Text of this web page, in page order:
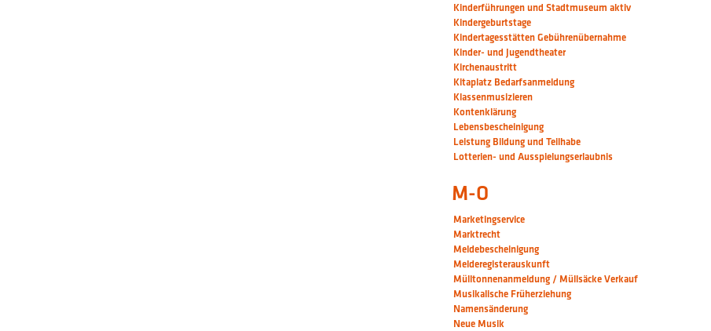
Kinderführungen und Stadtmuseum aktiv
Kindergeburtstage
Kindertagesstätten Gebührenübernahme
Kinder- und Jugendtheater
Kirchenaustritt
Kitaplatz Bedarfsanmeldung
Klassenmusizieren
Kontenklärung
Lebensbescheinigung
Leistung Bildung und Teilhabe
Lotterien- und Ausspielungserlaubnis
M-O
Marketingservice
Marktrecht
Meldebescheinigung
Melderegisterauskunft
Mülltonnenanmeldung / Müllsäcke Verkauf
Musikalische Früherziehung
Namensänderung
Neue Musik